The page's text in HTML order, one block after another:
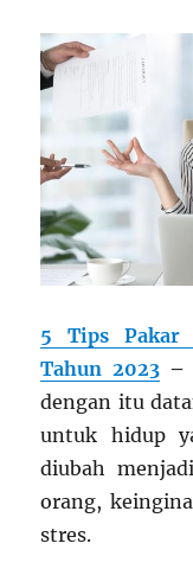
5 Tips Pakar
Tahun 2023
dengan itu
untuk hidup
diubah
orang,
stres.